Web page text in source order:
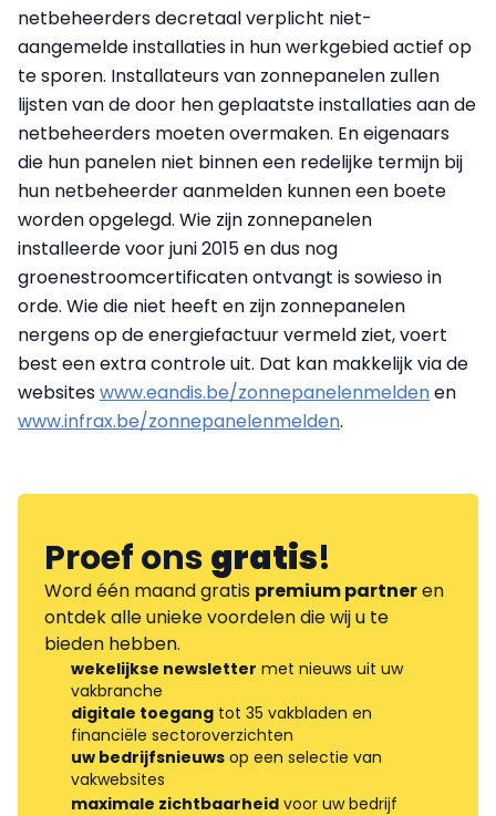
netbeheerders decretaal verplicht niet-
aangemelde installaties in hun werkgebied actief op
te sporen. Installateurs van zonnepanelen zullen
lijsten van de door hen geplaatste installaties aan de
netbeheerders moeten overmaken. En eigenaars
die hun panelen niet binnen een redelijke termijn bij
hun netbeheerder aanmelden kunnen een boete
worden opgelegd. Wie zijn zonnepanelen
installeerde voor juni 2015 en dus nog
groenestroomcertificaten ontvangt is sowieso in
orde. Wie die niet heeft en zijn zonnepanelen
nergens op de energiefactuur vermeld ziet, voert
best een extra controle uit. Dat kan makkelijk via de
websiteswww.eandis.be/zonnepanelenmeldenen
www.infrax.be/zonnepanelenmelden.
Proef onsgratis!
Word één maand gratis premium partneren
ontdek alle unieke voordelen die wij u te
bieden hebben.
wekelijkse newsletter met nieuws uit uw
vakbranche
digitale toegang tot 35 vakbladen en
financiële sectoroverzichten
uw bedrijfsnieuws op een selectie van
vakwebsites
maximale zichtbaarheid voor uw bedrijf